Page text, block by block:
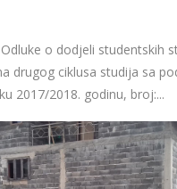
o dodjeli studentskih
drugog ciklusa studija sa
2017/2018. godinu, broj:...